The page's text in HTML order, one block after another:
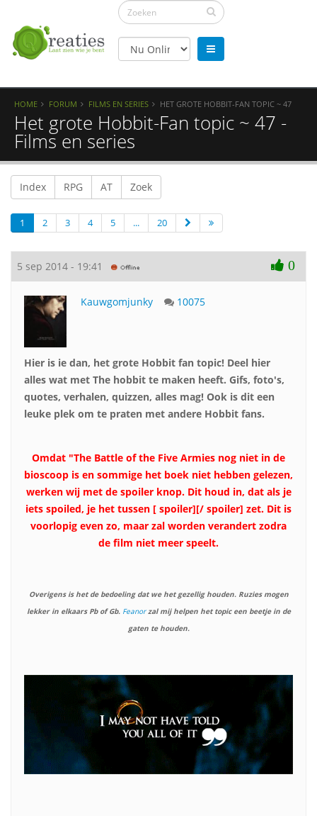
HOME FORUM FILMS EN SERIES HET GROTE HOBBIT-FAN TOPIC ~ 47
Het grote Hobbit-Fan topic ~ 47 -
Films en series
Index RPG AT Zoek
1 2 3 4 5 ... 20
5 sep 2014 - 19:41 0
Kauwgomjunky 10075
Hier is ie dan, het grote Hobbit fan topic! Deel hier
alles wat met The hobbit te maken heeft. Gifs, foto's,
quotes, verhalen, quizzen, alles mag! Ook is dit een
leuke plek om te praten met andere Hobbit fans.
Omdat "The Battle of the Five Armies nog niet in de
bioscoop is en sommige het boek niet hebben gelezen,
werken wij met de spoiler knop. Dit houd in, dat als je
iets spoiled, je het tussen [ spoiler][/ spoiler] zet. Dit is
voorlopig even zo, maar zal worden verandert zodra
de film niet meer speelt.
Overigens is het de bedoeling dat we het gezellig houden. Ruzies mogen
lekker in elkaars Pb of Gb. Feanorzal mij helpen het topic een beetje in de
gaten te houden.